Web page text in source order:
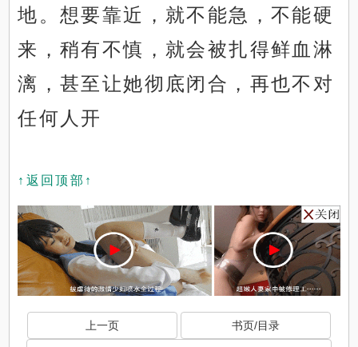
地。想要靠近，就不能急，不能硬
来，稍有不慎，就会被扎得鲜血淋
漓，甚至让她彻底闭合，再也不对
任何人开
↑返回顶部↑
x
上一页 书页/目录